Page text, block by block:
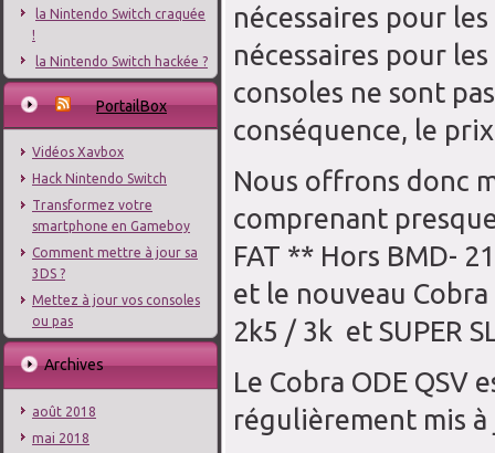
la Nintendo Switch craquée
!
la Nintendo Switch hackée ?
PortailBox
Vidéos Xavbox
Hack Nintendo Switch
Transformez votre
smartphone en Gameboy
Comment mettre à jour sa
3DS ?
Mettez à jour vos consoles
ou pas
Archives
août 2018
mai 2018
nécessaires pour
nécessaires pour les
consoles ne sont
conséquence, le
Nous offrons donc
comprenant
FAT ** Hors BMD-
et le nouveau
2k5 / 3k et SUPER
Le Cobra ODE
régulièrement mis